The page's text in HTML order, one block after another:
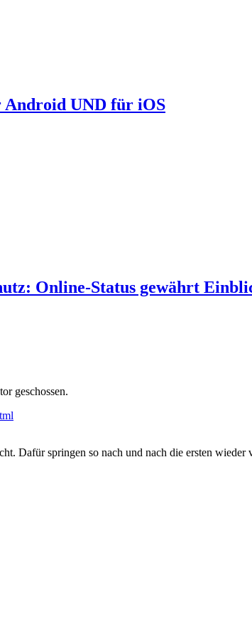
Android UND für iOS
Online-Status gewährt
geschossen.
Dafür springen so nach und nach die ersten